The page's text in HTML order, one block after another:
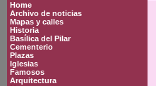
Home
Archivo de noticias
Mapas y calles
Historia
Basílica del Pilar
Cementerio
Plazas
Iglesias
Famosos
Arquitectura